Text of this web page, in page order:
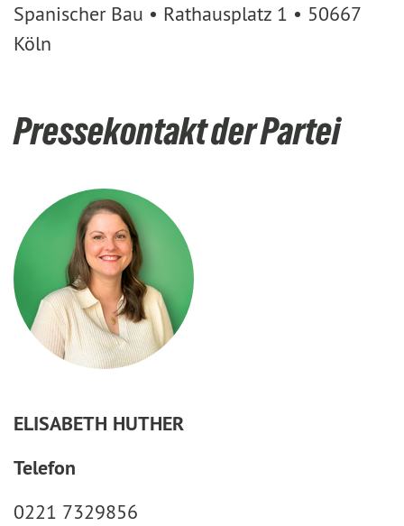
Spanischer Bau • Rathausplatz 1 • 50667
Köln
Pressekontakt der Partei
ELISABETH HUTHER
Telefon
0221 7329856